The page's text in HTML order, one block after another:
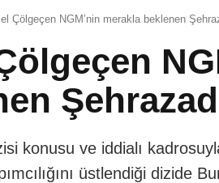
Çölgeçen NGM’nin merakla beklenen
konusu ve iddialı
üstlendiği dizide